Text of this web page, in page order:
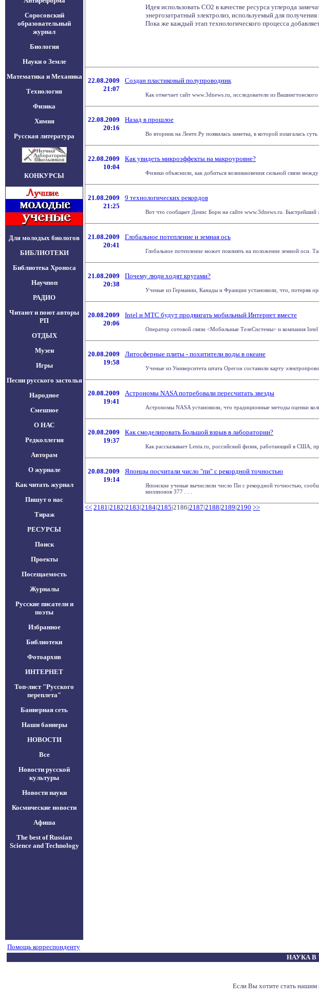
Соросовский
образовательный
журнал
Биология
Науки о Земле
Математика и Механика
Технология
Физика
Химия
Русская литература
КОНКУРСЫ
Для молодых биологов
БИБЛИОТЕКИ
Библиотека Хроноса
Научпоп
РАДИО
Читают и поют авторы
РП
ОТДЫХ
Музеи
Игры
Песни русского застолья
Народное
Смешное
О НАС
Редколлегия
Авторам
О журнале
Как читать журнал
Пишут о нас
Тираж
РЕСУРСЫ
Поиск
Проекты
Посещаемость
Журналы
Русские писатели и
поэты
Избранное
Библиотеки
Фотоархив
ИНТЕРНЕТ
Топ-лист "Русского
переплета"
Баннерная сеть
Наши баннеры
НОВОСТИ
Все
Новости русской
культуры
Новости науки
Космические новости
Афиша
The best of Russian
Science and Technology
Идея использовать СО2 в качестве ресурса углерода
энергозатратный электролиз, используемый для
Пока же каждый этап технологического процесса
22.08.2009
21:07
Создан пластиковый полупроводник
Как отмечает сайт www.3dnews.ru, исследователи из
22.08.2009
20:16
Назад в прошлое
Во вторник на Ленте.Ру появилась заметка, в которой излагалась
22.08.2009
10:04
Как увидеть микроэффекты на макроуровне?
Физики объяснили, как добиться возникновения сильной связи
21.08.2009
21:25
9 технологических рекордов
Вот что сообщает Денис Борн на сайте www.3dnews.ru. Быстрейший
21.08.2009
20:41
Глобальное потепление и земная ось
Глобальное потепление может повлиять на положение земной оси.
21.08.2009
20:38
Почему люди ходят кругами?
Ученые из Германии, Канады и Франции установили, что, потеряв
20.08.2009
20:06
Intel и МТС будут продвигать мобильный Интернет вместе
Оператор сотовой связи <Мобильные ТелеСистемы> и компания
20.08.2009
19:58
Литосферные плиты - похитители воды в океане
Ученые из Университета штата Орегон составили карту
20.08.2009
19:41
Астрономы NASA потребовали пересчитать звезды
Астрономы NASA установили, что традиционные методы оценки
20.08.2009
19:37
Как смоделировать Большой взрыв в лаборатории?
Как рассказывает Lenta.ru, российский физик, работающий в США,
20.08.2009
19:14
Японцы посчитали число "пи" с рекордной точностью
Японские ученые вычислили число Пи с рекордной точностью,
миллионов 377 . . .
<< 2181|2182|2183|2184|2185|2186|2187|2188|2189|2190 >>
Помощь корреспонденту
НАУКА
Если Вы хотите стать